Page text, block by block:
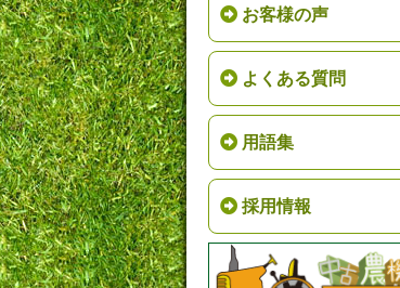
お客様の声
よくある質問
用語集
採用情報